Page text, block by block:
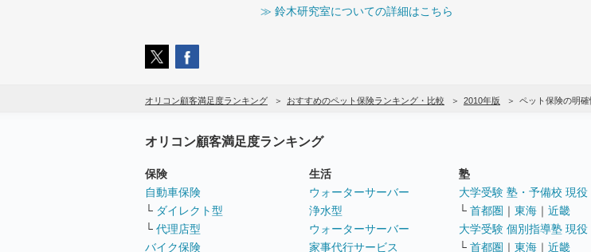
≫ 鈴木研究室についての詳細はこちら
オリコン顧客満足度ランキング おすすめのペット保険ランキング・比較 2010年版 ペット保険の明
オリコン顧客満足度ランキング
保険
自動車保険
└ ダイレクト型
└ 代理店型
バイク保険
生活
ウォーターサーバー
浄水型
ウォーターサーバー
家事代行サービス
塾
大学受験 塾・予備校 現役
└ 首都圏 ｜ 東海 ｜ 近畿
大学受験 個別指導塾 現役
└ 首都圏 ｜ 東海 ｜ 近畿